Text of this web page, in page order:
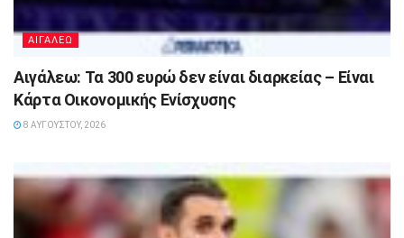
ΑΙΓΑΛΕΩ
Αιγάλεω: Τα 300 ευρώ δεν είναι διαρκείας – Είναι
Κάρτα Οικονομικής Ενίσχυσης
8 ΑΥΓΟΎΣΤΟΥ, 2026